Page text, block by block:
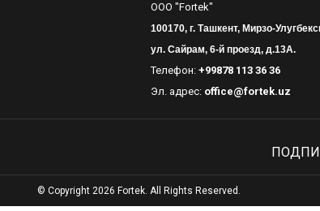
OOO "Fortek"
100170, г. Ташкент, Мирзо-
ул. Сайрам, 6-й проезд, д.13А.
Телефон: +99878 113 36 36
Эл. адрес: office@fortek.uz
© Copyright 2026 Fortek. All Rights Reserved.